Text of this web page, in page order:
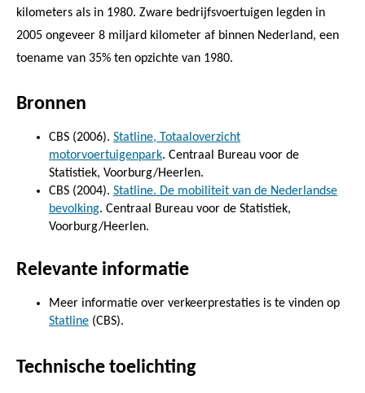
kilometers als in 1980. Zware bedrijfsvoertuigen legden in
2005 ongeveer 8 miljard kilometer af binnen Nederland, een
toename van 35% ten opzichte van 1980.
Bronnen
CBS (2006). Statline, Totaaloverzicht
motorvoertuigenpark. Centraal Bureau voor de
Statistiek, Voorburg/Heerlen.
CBS (2004). Statline. De mobiliteit van de Nederlandse
bevolking. Centraal Bureau voor de Statistiek,
Voorburg/Heerlen.
Relevante informatie
Meer informatie over verkeerprestaties is te vinden op
Statline (CBS).
Technische toelichting